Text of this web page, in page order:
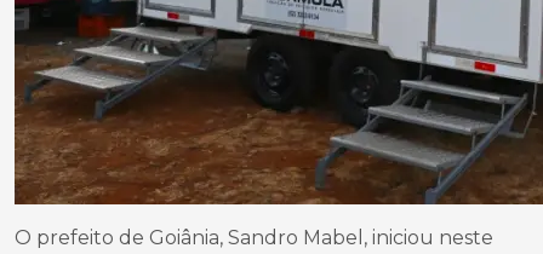
O prefeito de Goiânia, Sandro Mabel, iniciou neste